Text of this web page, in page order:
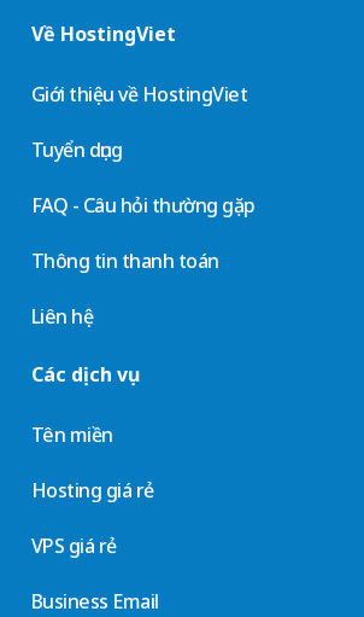
Về HostingViet
Giới thiệu về HostingViet
Tuyển dụng
FAQ - Câu hỏi thường gặp
Thông tin thanh toán
Liên hệ
Các dịch vụ
Tên miền
Hosting giá rẻ
VPS giá rẻ
Business Email